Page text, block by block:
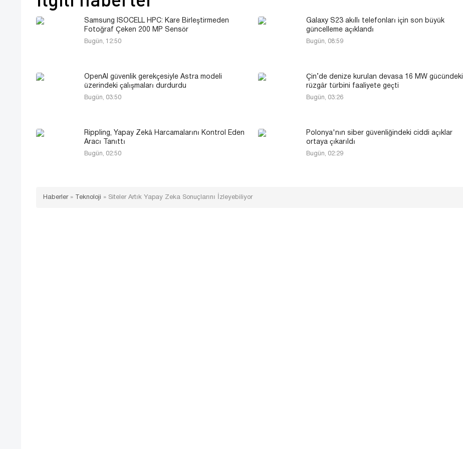
Samsung ISOCELL HPC: Kare Birleştirmeden
Fotoğraf Çeken 200 MP Sensör
Bugün, 12:50
Galaxy S23 akıllı telefonları için son büyük
güncelleme açıklandı
Bugün, 08:59
OpenAI güvenlik gerekçesiyle Astra modeli
üzerindeki çalışmaları durdurdu
Bugün, 03:50
Çin’de denize kurulan devasa 16 MW gücündeki
rüzgâr türbini faaliyete geçti
Bugün, 03:26
Rippling, Yapay Zekâ Harcamalarını Kontrol Eden
Aracı Tanıttı
Bugün, 02:50
Polonya'nın siber güvenliğindeki ciddi açıklar
ortaya çıkarıldı
Bugün, 02:29
Haberler» Teknoloji » Siteler Artık Yapay Zeka Sonuçlarını İzleyebiliyor